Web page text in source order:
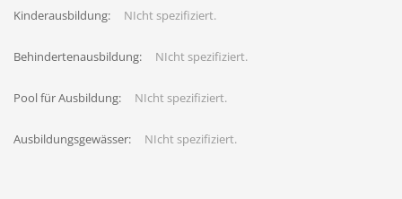
Kinderausbildung: NIcht spezifiziert.
Behindertenausbildung: NIcht spezifiziert.
Pool für Ausbildung: NIcht spezifiziert.
Ausbildungsgewässer: NIcht spezifiziert.